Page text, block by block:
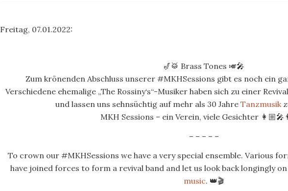
Freitag, 07.01.2022:
🎷🥁 Brass Tones 🎺🎤
Zum krönenden Abschluss unserer #MKHSessions gibt es noch ein
Verschiedene ehemalige „The Rossiny‘s“-Musiker haben sich zu einer
und lassen uns sehnsüchtig auf mehr als 30 Jahre Tanzmusik
MKH Sessions – ein Verein, viele Gesichter
– – – – –
To crown our #MKHSessions we have a very special ensemble. Various
have joined forces to form a revival band and let us look back longingly
music. 👑🎬